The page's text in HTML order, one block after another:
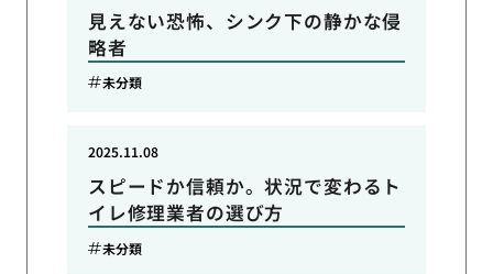
見えない恐怖、シンク下の静かな侵
略者
未分類
スピードか信頼か。状況で変わるト
イレ修理業者の選び方
2025.11.08
未分類